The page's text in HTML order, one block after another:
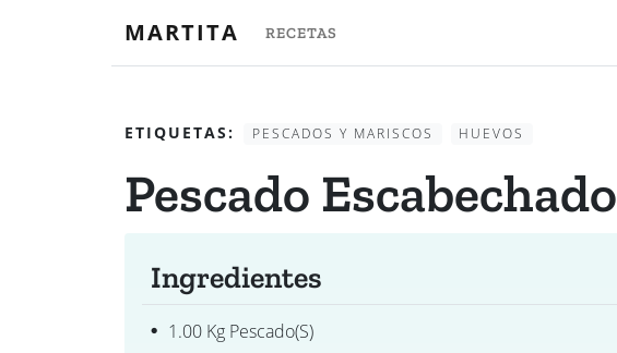
MARTITA RECETAS
ETIQUETAS: PESCADOS Y MARISCOS HUEVOS
Pescado Escabechado
Ingredientes
1.00 Kg Pescado(s)